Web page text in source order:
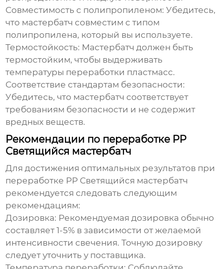
Совместимость с полипропиленом: Убедитесь,
что мастербатч совместим с типом
полипропилена, который вы используете.
Термостойкость: Мастербатч должен быть
термостойким, чтобы выдерживать
температуры переработки пластмасс.
Соответствие стандартам безопасности:
Убедитесь, что мастербатч соответствует
требованиям безопасности и не содержит
вредных веществ.
Рекомендации по переработке PP
Светящийся мастербатч
Для достижения оптимальных результатов при
переработке PP Светящийся мастербатч
рекомендуется следовать следующим
рекомендациям:
Дозировка: Рекомендуемая дозировка обычно
составляет 1-5% в зависимости от желаемой
интенсивности свечения. Точную дозировку
следует уточнить у поставщика.